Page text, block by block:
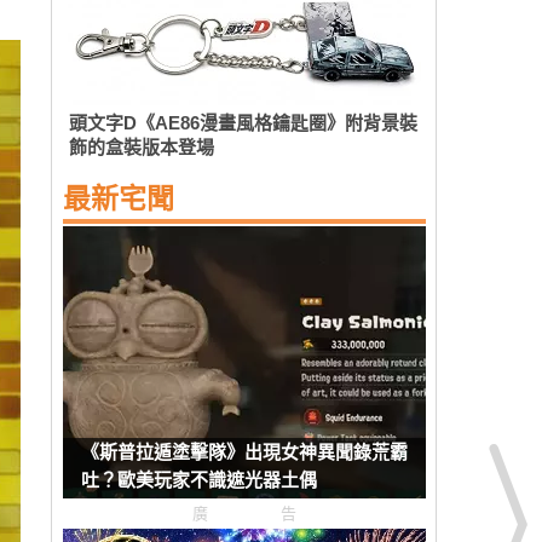
頭文字D《AE86漫畫風格鑰匙圈》附背景裝
飾的盒裝版本登場
最新宅聞
《斯普拉遁塗擊隊》出現女神異聞錄荒霸
吐？歐美玩家不識遮光器土偶
廣告